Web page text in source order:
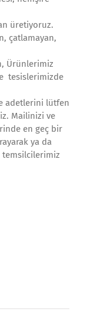
üretiyoruz.
çatlamayan,
Ürünlerimiz
tesislerimizde
adetlerini lütfen
Mailinizi ve
en geç bir
ya da